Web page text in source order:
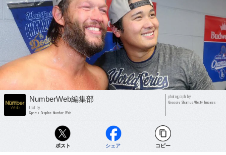
NumberWeb編集部
text by
Sports Graphic Number Web
photograph by
Gregory Shamus/Getty Images
ポスト シェア コピー